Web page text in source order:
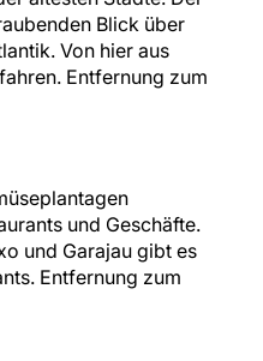
Blick über
Von hier aus
Entfernung zum
und Geschäfte.
und Garajau gibt es
Entfernung zum